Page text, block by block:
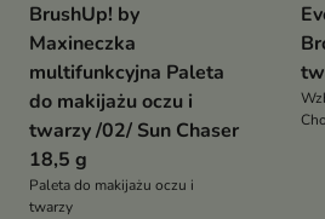
BrushUp! by
Maxineczka
multifunkcyjna Paleta
do makijażu oczu i
twarzy /02/ Sun Chaser
18,5 g
Paleta do makijażu oczu i
twarzy